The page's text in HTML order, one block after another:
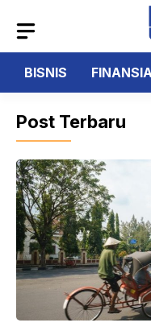
isi
BISNIS
Post Terbaru